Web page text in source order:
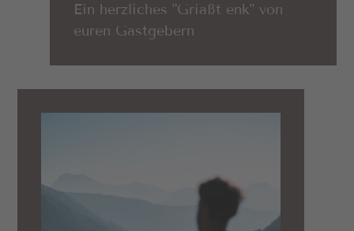
Ein herzliches "Griaßt enk" von
euren Gastgebern